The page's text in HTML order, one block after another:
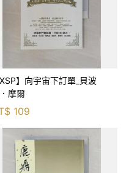
XSP】向宇宙下訂單_貝波
摩爾
109